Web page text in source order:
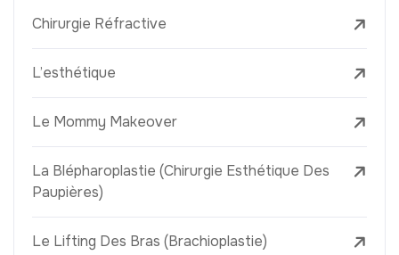
Chirurgie Réfractive
L’esthétique
Le Mommy Makeover
La Blépharoplastie (Chirurgie Esthétique Des
Paupières)
Le Lifting Des Bras (Brachioplastie)